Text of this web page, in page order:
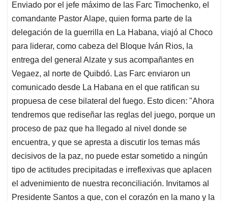
Enviado por el jefe máximo de las Farc Timochenko, el
comandante Pastor Alape, quien forma parte de la
delegación de la guerrilla en La Habana, viajó al Choco
para liderar, como cabeza del Bloque Iván Rios, la
entrega del general Alzate y sus acompañantes en
Vegaez, al norte de Quibdó. Las Farc enviaron un
comunicado desde La Habana en el que ratifican su
propuesa de cese bilateral del fuego. Esto dicen: "Ahora
tendremos que rediseñar las reglas del juego, porque un
proceso de paz que ha llegado al nivel donde se
encuentra, y que se apresta a discutir los temas más
decisivos de la paz, no puede estar sometido a ningún
tipo de actitudes precipitadas e irreflexivas que aplacen
el advenimiento de nuestra reconciliación. Invitamos al
Presidente Santos a que, con el corazón en la mano y la